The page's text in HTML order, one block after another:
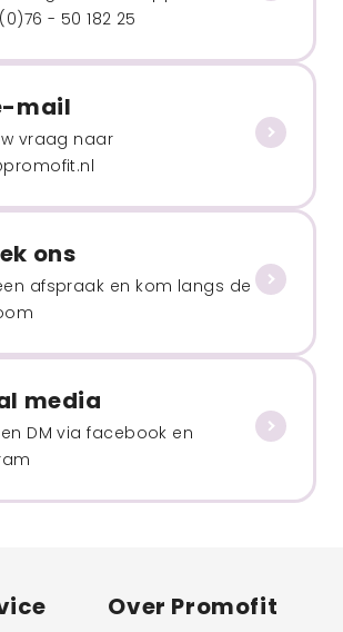
- 50 182 25
mail
vraag naar
ons
afspraak en kom langs de
media
DM via facebook en
Over Promofit